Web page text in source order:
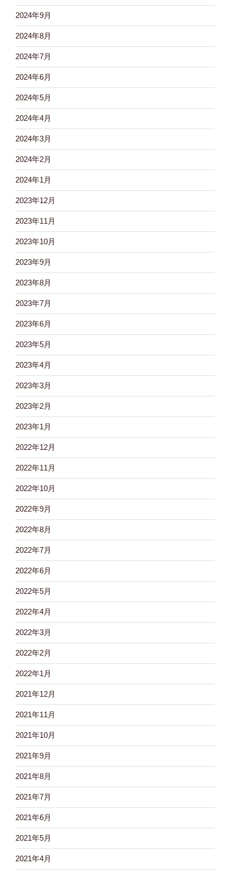
2024年9月
2024年8月
2024年7月
2024年6月
2024年5月
2024年4月
2024年3月
2024年2月
2024年1月
2023年12月
2023年11月
2023年10月
2023年9月
2023年8月
2023年7月
2023年6月
2023年5月
2023年4月
2023年3月
2023年2月
2023年1月
2022年12月
2022年11月
2022年10月
2022年9月
2022年8月
2022年7月
2022年6月
2022年5月
2022年4月
2022年3月
2022年2月
2022年1月
2021年12月
2021年11月
2021年10月
2021年9月
2021年8月
2021年7月
2021年6月
2021年5月
2021年4月